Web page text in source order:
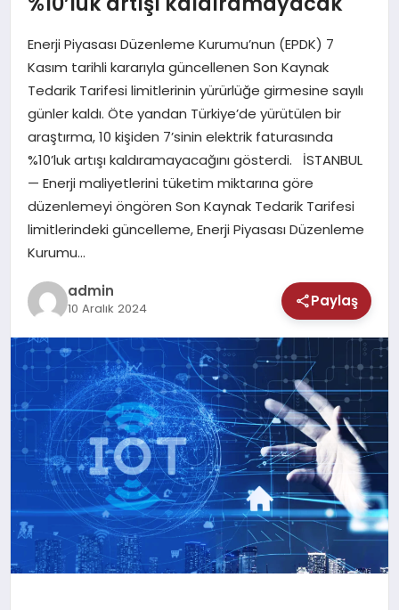
GÜNDEM
MAGAZIN
SAĞLIK
TEKNOLOJI
Enerji Piyasası Düzenleme Kurumu’nun (EPDK) 7
Kasım tarihli kararıyla güncellenen Son Kaynak
Tedarik Tarifesi limitlerinin yürürlüğe girmesine sayılı
günler kaldı. Öte yandan Türkiye’de yürütülen bir
araştırma, 10 kişiden 7’sinin elektrik faturasında
%10’luk artışı kaldıramayacağını gösterdi. İSTANBUL
— Enerji maliyetlerini tüketim miktarına göre
düzenlemeyi öngören Son Kaynak Tedarik Tarifesi
limitlerindeki güncelleme, Enerji Piyasası Düzenleme
Kurumu…
admin
10 Aralık 2024 Paylaş